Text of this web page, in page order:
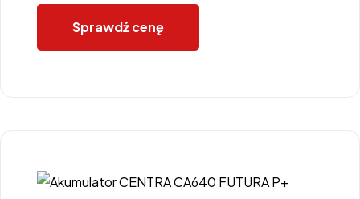
Sprawdź cenę